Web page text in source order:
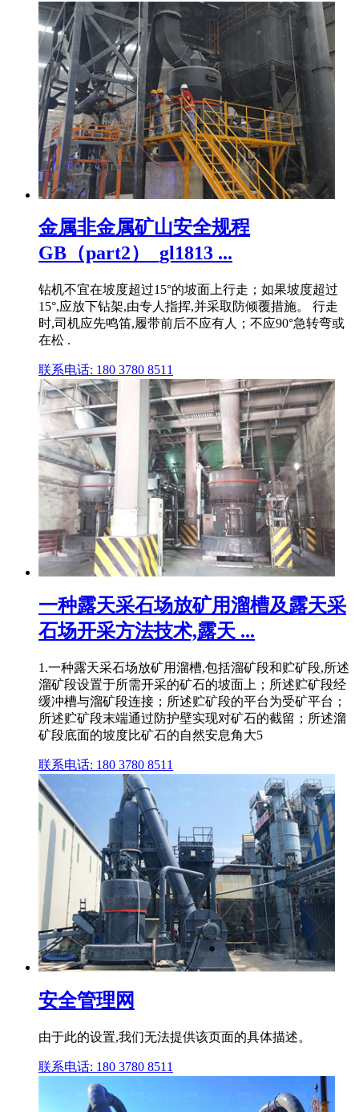
金属非金属矿山安全规程
GB（part2）_gl1813 ...
钻机不宜在坡度超过15°的坡面上行走；如果坡度超过
15°,应放下钻架,由专人指挥,并采取防倾覆措施。 行走
时,司机应先鸣笛,履带前后不应有人；不应90°急转弯或
在松 .
联系电话: 180 3780 8511
一种露天采石场放矿用溜槽及露天采
石场开采方法技术,露天 ...
1.一种露天采石场放矿用溜槽,包括溜矿段和贮矿段,所述
溜矿段设置于所需开采的矿石的坡面上；所述贮矿段经
缓冲槽与溜矿段连接；所述贮矿段的平台为受矿平台；
所述贮矿段末端通过防护壁实现对矿石的截留；所述溜
矿段底面的坡度比矿石的自然安息角大5
联系电话: 180 3780 8511
安全管理网
由于此的设置,我们无法提供该页面的具体描述。
联系电话: 180 3780 8511